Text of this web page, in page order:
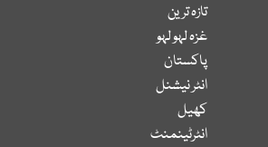
تازہ ترین
غزہ لہو لہو
پاکستان
انٹر نیشنل
کھیل
انٹرٹینمنٹ